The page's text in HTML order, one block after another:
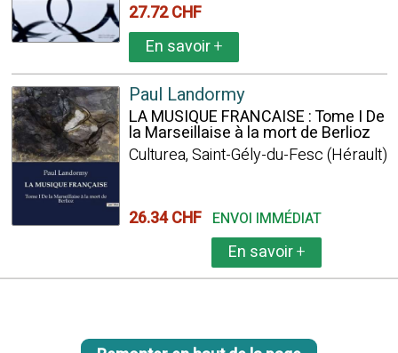
27.72 CHF
En savoir+
Paul Landormy
LA MUSIQUE FRANCAISE : Tome I De
la Marseillaise à la mort de Berlioz
Culturea, Saint-Gély-du-Fesc (Hérault)
26.34 CHF ENVOI IMMÉDIAT
En savoir+